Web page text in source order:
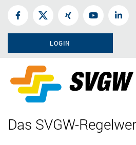
LOGIN
Das SVGW-